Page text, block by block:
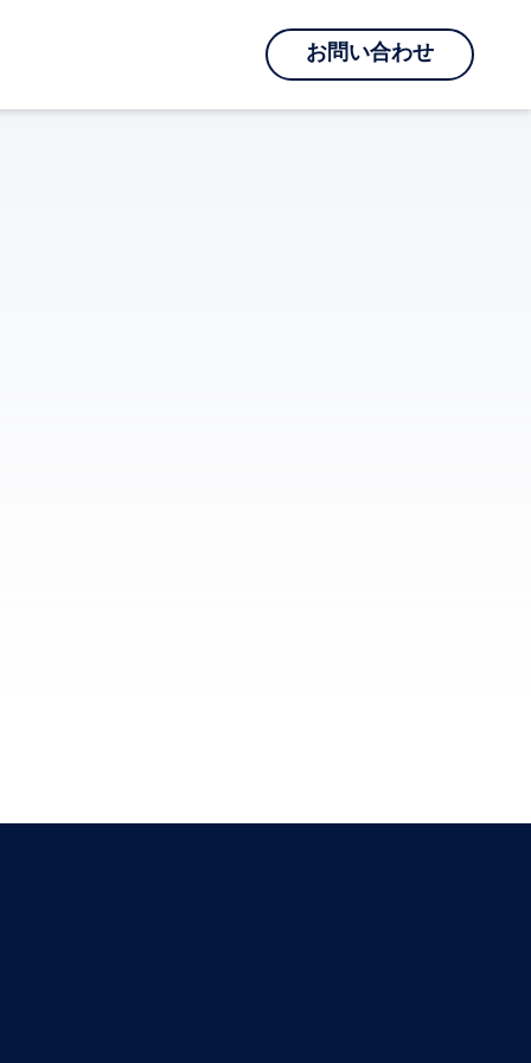
お問い合わせ